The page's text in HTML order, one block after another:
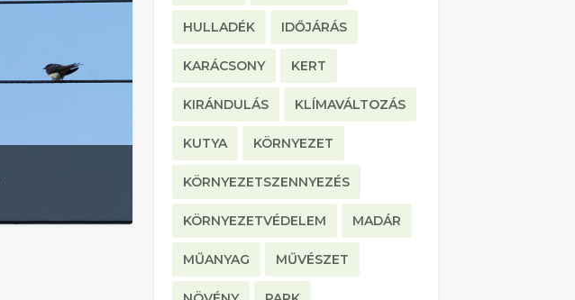
HULLADÉK IDŐJÁRÁS
KARÁCSONY KERT
KIRÁNDULÁS KLÍMAVÁLTOZÁS
KUTYA KÖRNYEZET
KÖRNYEZETSZENNYEZÉS
KÖRNYEZETVÉDELEM MADÁR
MŰANYAG MŰVÉSZET